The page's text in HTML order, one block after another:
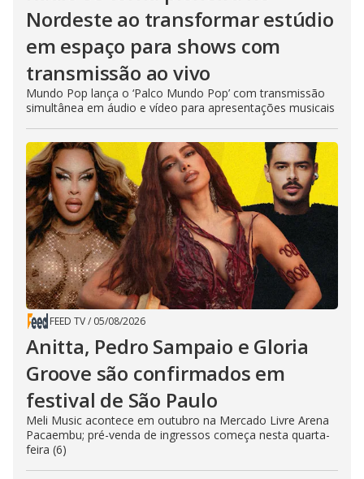
Nordeste ao transformar estúdio
em espaço para shows com
transmissão ao vivo
Mundo Pop lança o ‘Palco Mundo Pop’ com transmissão
simultânea em áudio e vídeo para apresentações musicais
FEED TV/ 05/08/2026
Anitta, Pedro Sampaio e Gloria
Groove são confirmados em
festival de São Paulo
Meli Music acontece em outubro na Mercado Livre Arena
Pacaembu; pré-venda de ingressos começa nesta quarta-
feira (6)